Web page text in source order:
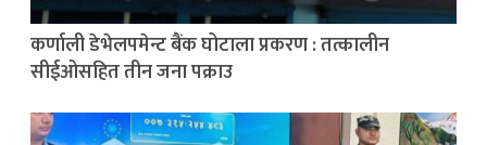
कर्णाली डेभेलपमेन्ट बैंक घोटाला प्रकरण : तत्कालीन
सीईओसहित तीन जना पक्राउ